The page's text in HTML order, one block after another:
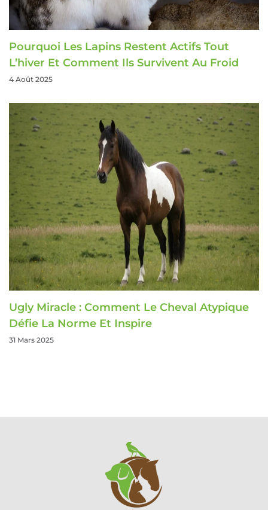
Pourquoi Les Lapins Restent Actifs Tout
L’hiver Et Comment Ils Survivent Au Froid
4 Août 2025
Ugly Miracle : Comment Le Cheval Atypique
Défie La Norme Et Inspire
31 Mars 2025